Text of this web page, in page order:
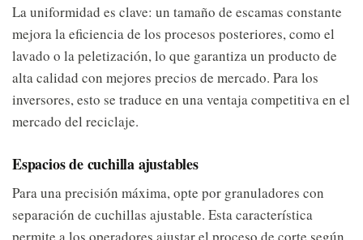
La uniformidad es clave: un tamaño de escamas constante
mejora la eficiencia de los procesos posteriores, como el
lavado o la peletización, lo que garantiza un producto de
alta calidad con mejores precios de mercado. Para los
inversores, esto se traduce en una ventaja competitiva en el
mercado del reciclaje.
Espacios de cuchilla ajustables
Para una precisión máxima, opte por granuladores con
separación de cuchillas ajustable. Esta característica
permite a los operadores ajustar el proceso de corte según